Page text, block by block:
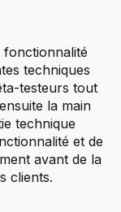
fonctionnalité
techniques
testeurs tout
la main
technique
et de
avant de la
clients.